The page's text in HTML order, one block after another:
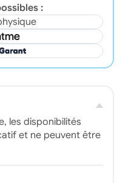
:
les disponibilités
et ne peuvent être